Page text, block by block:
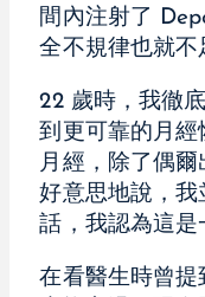
間內注射了
全不規律也就不
22 歲時，我徹
到更可靠的月經
月經，除了偶
好意思地說，我
話，我認為這是
在看醫生時曾提